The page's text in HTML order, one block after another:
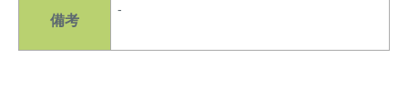
備考
-